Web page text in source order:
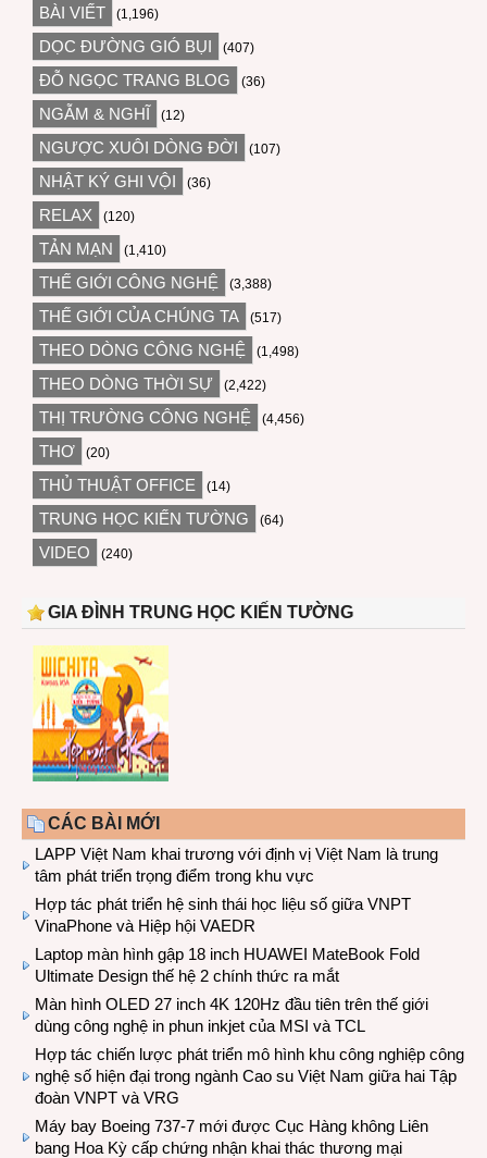
BÀI VIẾT (1,196)
DỌC ĐƯỜNG GIÓ BỤI (407)
ĐỖ NGỌC TRANG BLOG (36)
NGẪM & NGHĨ (12)
NGƯỢC XUÔI DÒNG ĐỜI (107)
NHẬT KÝ GHI VỘI (36)
RELAX (120)
TẢN MẠN (1,410)
THẾ GIỚI CÔNG NGHỆ (3,388)
THẾ GIỚI CỦA CHÚNG TA (517)
THEO DÒNG CÔNG NGHỆ (1,498)
THEO DÒNG THỜI SỰ (2,422)
THỊ TRƯỜNG CÔNG NGHỆ (4,456)
THƠ (20)
THỦ THUẬT OFFICE (14)
TRUNG HỌC KIẾN TƯỜNG (64)
VIDEO (240)
GIA ĐÌNH TRUNG HỌC KIẾN TƯỜNG
CÁC BÀI MỚI
LAPP Việt Nam khai trương với định vị Việt Nam là trung
tâm phát triển trọng điểm trong khu vực
Hợp tác phát triển hệ sinh thái học liệu số giữa VNPT
VinaPhone và Hiệp hội VAEDR
Laptop màn hình gập 18 inch HUAWEI MateBook Fold
Ultimate Design thế hệ 2 chính thức ra mắt
Màn hình OLED 27 inch 4K 120Hz đầu tiên trên thế giới
dùng công nghệ in phun inkjet của MSI và TCL
Hợp tác chiến lược phát triển mô hình khu công nghiệp công
nghệ số hiện đại trong ngành Cao su Việt Nam giữa hai Tập
đoàn VNPT và VRG
Máy bay Boeing 737-7 mới được Cục Hàng không Liên
bang Hoa Kỳ cấp chứng nhận khai thác thương mại